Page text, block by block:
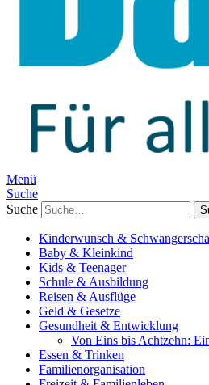
Menü
Suche
Suche
Kinderwunsch &
Baby & Kleinkind
Kids & Teenager
Schule & Ausbildung
Reisen & Ausflüge
Geld & Gesetze
Gesundheit & Entwicklung
Von Eins bis Achtzehn:
Essen & Trinken
Familienorganisation